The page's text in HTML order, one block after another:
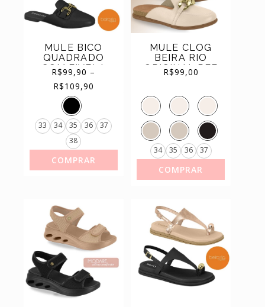
MULE BICO
QUADRADO
COM FIVELA
BEIRA RIO
ORIGINAL
RE.4323.100
R$99,90 –
R$109,90
33 34 35 36
37
38
COMPRAR
MULE CLOG
BEIRA RIO
ORIGINAL REF
4317.102
R$99,00
34 35 36 37
COMPRAR